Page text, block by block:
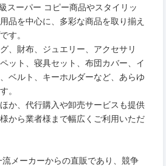
スーパー コピー商品やスタイリッ
品を中心に、多彩な商品を取り揃え
す。
、財布、ジュエリー、アクセサリ
ット、寝具セット、布団カバー、イ
ベルト、キーホルダーなど、あらゆ
。
か、代行購入や卸売サービスも提供
から業者様まで幅広くご利用いただ
流メーカーからの直販であり、競争